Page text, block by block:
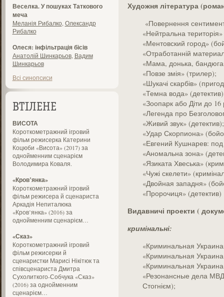
Веселка. У пошуках Таткового
меча
Меланія Рибалко Олександр
Рибалко
Олеся: інфільтрація бісів
Анатолій Шинкарьов, Вадим
Шинкарьов
Всі синопсиси
ВТІЛЕНЕ
ВИСОТА
Короткометражний ігровий
фільм режисерка Катерини
Коцюби «Висота» (2017) за
однойменним сценарієм
Володимира Коваля.
«Кров’янка»
Короткометражний ігровий
фільм режисера й сценариста
Аркадія Непиталюка
«Кров’янка» (2016) за
однойменним сценарієм…
«Сказ»
Короткометражний ігровий
фільм режисерки й
сценаристки Марисі Нікітюк та
співсценариста Дмитра
Сухолиткого-Собчука «Сказ»
(2016) за однойменним
сценарієм…
Художня література
«Повернення
«Нейтральна
«Ментовский город»
«Отработанній
«Мама, донька,
«Повзе змія» (трилер);
«Шукачі скарбів»
«Темна вода»
«Зоопарк або Діти до
«Легенда про
«Живий звук» (детектив);
«Удар Скорпиона»
«Евгений Кушнарев:
«Аномальна зона»
«Язиката Хвеська»
«Чужі скелети»
«Двойная западня»
«Пророчиця» (детектив)
Видавничі проекти (
кримінальні:
«Криминальная
«Криминальная
«Криминальная
«Резонансные дела
Стогнієм);